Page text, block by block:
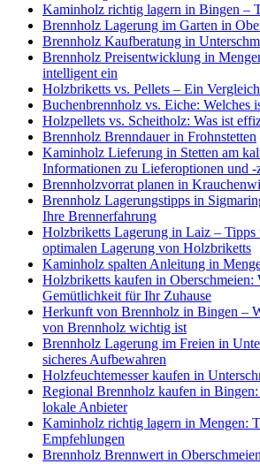
Kaminholz richtig lagern in Bingen –
Brennholz Lagerung im Garten in
Brennholz Kaufberatung in
Brennholz Preisentwicklung in
intelligent ein
Holzbriketts vs. Pellets – Ein
Buchenbrennholz vs. Eiche: Welches
Holzpellets vs. Scheitholz: Was ist
Brennholz Brenndauer in Frohnstetten
Kaminholz Lieferung in Stetten am
Informationen zu Lieferoptionen und -
Brennholzvorrat planen in
Brennholz Lagerungstipps in
Ihre Brennerfahrung
Holzbriketts Lagerung in Laiz – Tipps
optimalen Lagerung von Holzbriketts
Kaminholz spalten Anleitung in
Holzbriketts kaufen in Oberschmeien:
Gemütlichkeit für Ihr Zuhause
Herkunft von Brennholz in Bingen –
von Brennholz wichtig ist
Brennholz Lagerung im Freien in
sicheres Aufbewahren
Holzfeuchtemesser kaufen in
Regional Brennholz kaufen in
lokale Anbieter
Kaminholz richtig lagern in Mengen:
Empfehlungen
Brennholz Brennwert in